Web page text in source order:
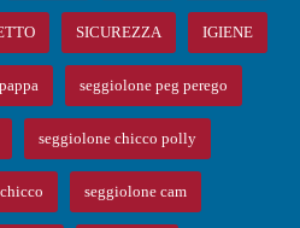
SICUREZZA IGIENE
seggiolone peg perego
seggiolone chicco polly
seggiolone cam